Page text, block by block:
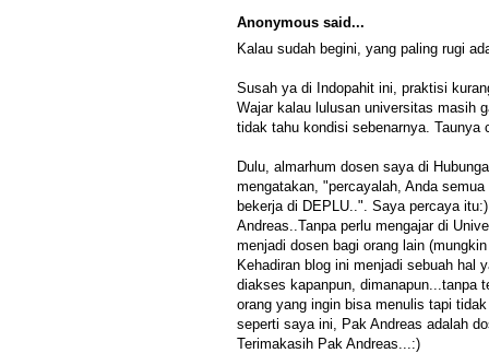
Anonymous said...
Kalau sudah begini, yang paling rugi
Susah ya di Indopahit ini, praktisi
Wajar kalau lulusan universitas masih
tidak tahu kondisi sebenarnya. Taunya
Dulu, almarhum dosen saya di
mengatakan, "percayalah, Anda
bekerja di DEPLU..". Saya percaya
Andreas..Tanpa perlu mengajar di
menjadi dosen bagi orang lain
Kehadiran blog ini menjadi sebuah hal
diakses kapanpun, dimanapun...tanpa
orang yang ingin bisa menulis tapi
seperti saya ini, Pak Andreas adalah
Terimakasih Pak Andreas...:)